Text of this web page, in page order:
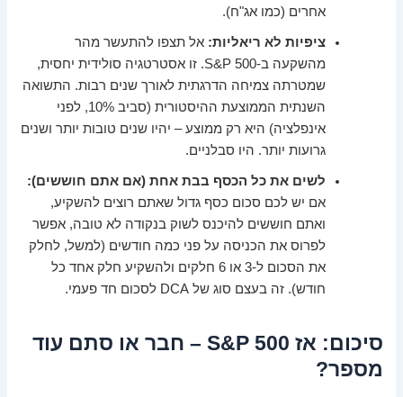
אחרים (כמו אג"ח).
ציפיות לא ריאליות: אל תצפו להתעשר מהר
מהשקעה ב-S&P 500. זו אסטרטגיה סולידית יחסית,
שמטרתה צמיחה הדרגתית לאורך שנים רבות. התשואה
השנתית הממוצעת ההיסטורית (סביב 10%, לפני
אינפלציה) היא רק ממוצע – יהיו שנים טובות יותר ושנים
גרועות יותר. היו סבלניים.
לשים את כל הכסף בבת אחת (אם אתם חוששים):
אם יש לכם סכום כסף גדול שאתם רוצים להשקיע,
ואתם חוששים להיכנס לשוק בנקודה לא טובה, אפשר
לפרוס את הכניסה על פני כמה חודשים (למשל, לחלק
את הסכום ל-3 או 6 חלקים ולהשקיע חלק אחד כל
חודש). זה בעצם סוג של DCA לסכום חד פעמי.
סיכום: אז S&P 500 – חבר או סתם עוד
מספר?